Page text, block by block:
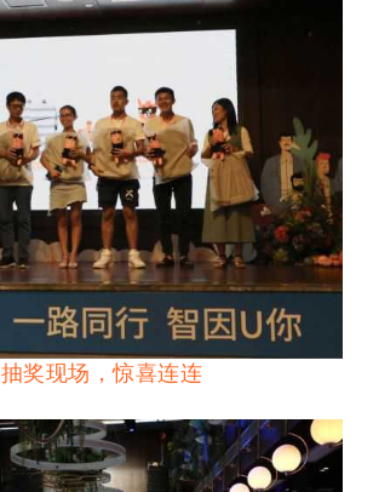
抽奖现场，惊喜连连